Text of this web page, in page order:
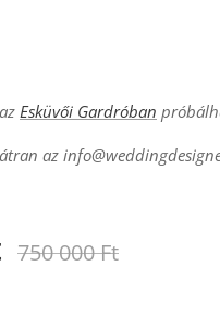
Esküvői Gardróban
az
750 000Ft